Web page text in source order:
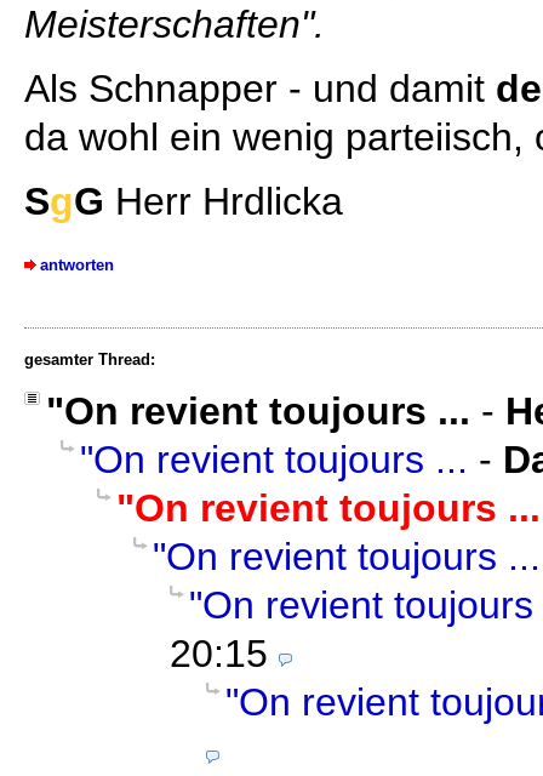
Meisterschaften".
Als Schnapper - und damit
da wohl ein wenig
SgG Herr Hrdlicka
antworten
gesamter Thread:
"On revient toujours ... -
"On revient toujours ... -
"On revient toujours ...
"On revient toujours ...
"On revient toujours
20:15
"On revient